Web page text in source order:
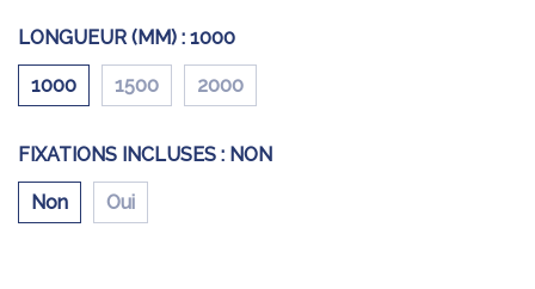
LONGUEUR (MM) : 1000
1000 1500 2000
FIXATIONS INCLUSES : NON
Non Oui